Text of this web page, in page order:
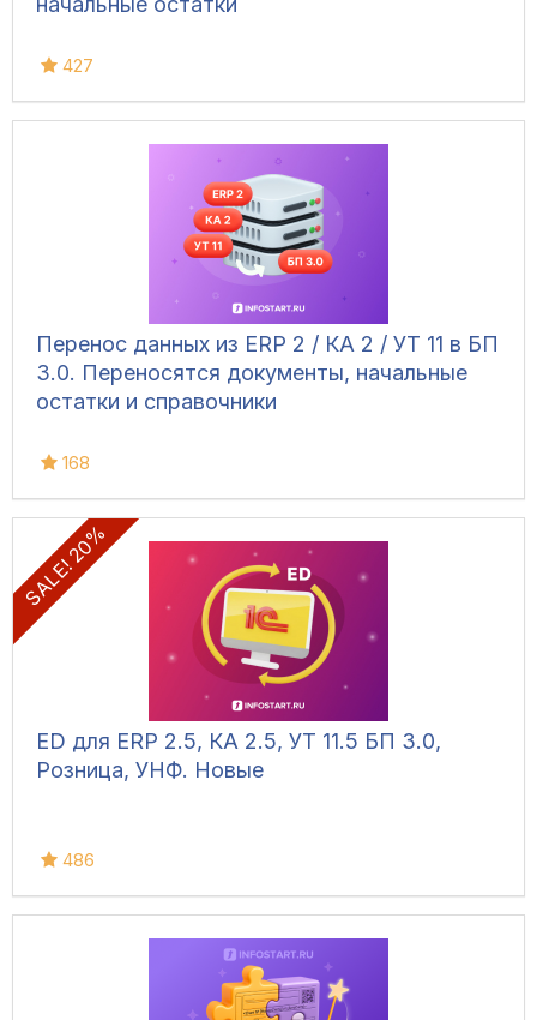
427
Перенос данных из ERP 2 / КА 2 / УТ 11 в БП
3.0. Переносятся документы, начальные
остатки и справочники
168
SALE! 20%
ED для ERP 2.5, КА 2.5, УТ 11.5 БП 3.0,
Розница, УНФ. Новые
486